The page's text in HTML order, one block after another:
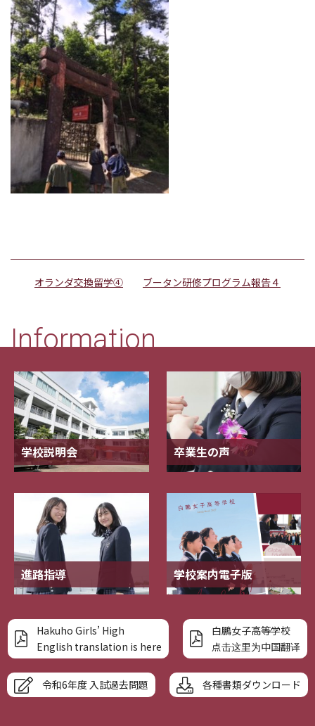
オランダ交換留学④ ブータン研修プログラム報告４
Information
学校説明会 卒業生の声
進路指導 学校案内電子版
Hakuho Girls’ High
English translation is here
白鵬女子高等学校
点击这里为中国翻译
令和6年度 入試過去問題 各種書類ダウンロード